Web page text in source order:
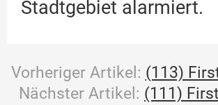
Stadtgebiet alarmiert.
Vorheriger Artikel: (113)
Nächster Artikel: (111)